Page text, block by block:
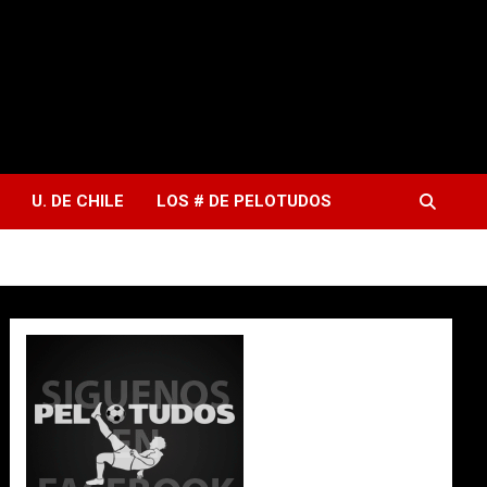
U. DE CHILE LOS # DE PELOTUDOS